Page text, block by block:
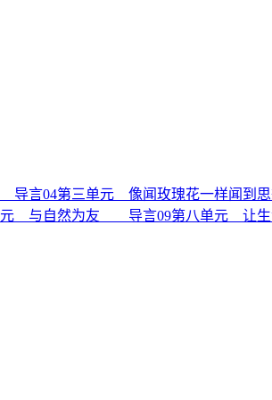
导言04第三单元 像闻玫瑰花一样闻
元 与自然为友 导言09第八单元 让